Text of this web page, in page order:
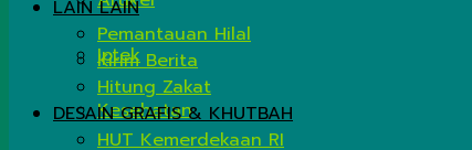
Iptek
Kesehatan
LAIN LAIN
Pemantauan Hilal
Kirim Berita
Hitung Zakat
DESAIN GRAFIS & KHUTBAH
HUT Kemerdekaan RI